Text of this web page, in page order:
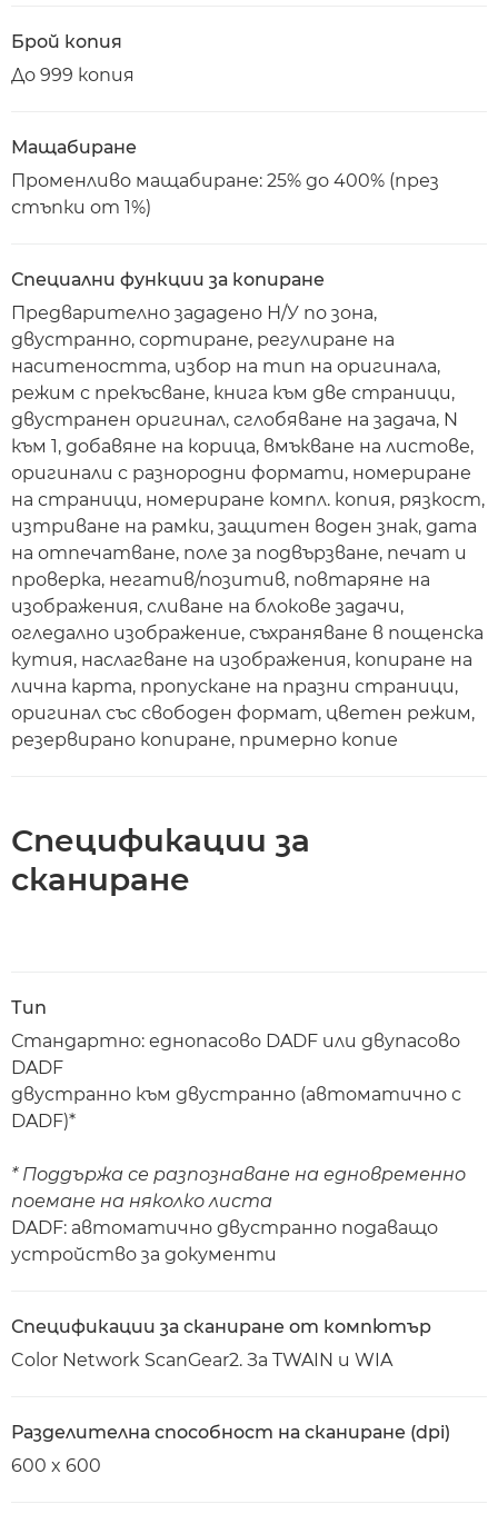
Брой копия
До 999 копия
Мащабиране
Променливо мащабиране: 25% до 400% (през
стъпки от 1%)
Специални функции за копиране
Предварително зададено Н/У по зона,
двустранно, сортиране, регулиране на
наситеността, избор на тип на оригинала,
режим с прекъсване, книга към две страници,
двустранен оригинал, сглобяване на задача, N
към 1, добавяне на корица, вмъкване на листове,
оригинали с разнородни формати, номериране
на страници, номериране компл. копия, рязкост,
изтриване на рамки, защитен воден знак, дата
на отпечатване, поле за подвързване, печат и
проверка, негатив/позитив, повтаряне на
изображения, сливане на блокове задачи,
огледално изображение, съхраняване в пощенска
кутия, наслагване на изображения, копиране на
лична карта, пропускане на празни страници,
оригинал със свободен формат, цветен режим,
резервирано копиране, примерно копие
Спецификации за
сканиране
Тип
Стандартно: еднопасово DADF или двупасово
DADF
двустранно към двустранно (автоматично с
DADF)*
* Поддържа се разпознаване на едновременно
поемане на няколко листа
DADF: автоматично двустранно подаващо
устройство за документи
Спецификации за сканиране от компютър
Color Network ScanGear2. За TWAIN и WIA
Разделителна способност на сканиране (dpi)
600 x 600